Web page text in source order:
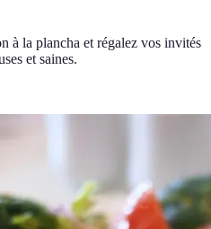
à la plancha et régalez vos invités
et saines.